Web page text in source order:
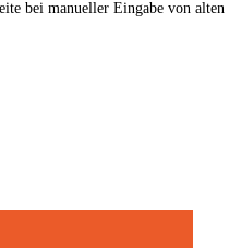
bei manueller Eingabe von alten